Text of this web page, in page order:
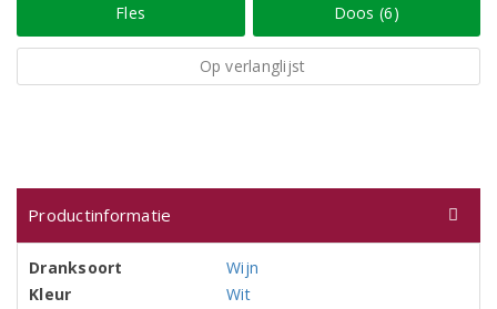
Fles Doos (6)
Op verlanglijst
Productinformatie
Dranksoort
Wijn
Kleur
Wit